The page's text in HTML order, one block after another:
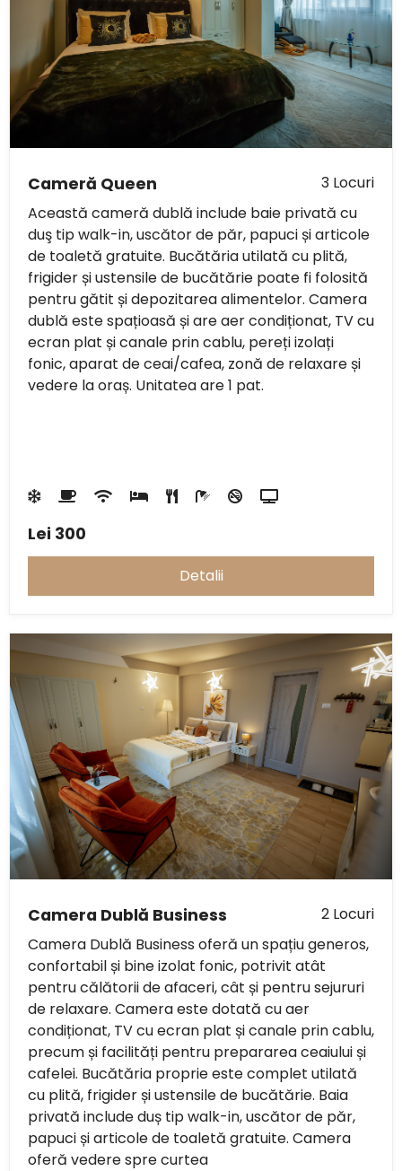
Cameră Queen
3 Locuri
Această cameră dublă include baie privată cu
duş tip walk-in, uscător de păr, papuci și articole
de toaletă gratuite. Bucătăria utilată cu plită,
frigider și ustensile de bucătărie poate fi folosită
pentru gătit și depozitarea alimentelor. Camera
dublă este spațioasă și are aer condiționat, TV cu
ecran plat și canale prin cablu, pereți izolați
fonic, aparat de ceai/cafea, zonă de relaxare și
vedere la oraș. Unitatea are 1 pat.
Lei 300
Detalii
Camera Dublă Business
2 Locuri
Camera Dublă Business oferă un spațiu generos,
confortabil și bine izolat fonic, potrivit atât
pentru călătorii de afaceri, cât și pentru sejururi
de relaxare. Camera este dotată cu aer
condiționat, TV cu ecran plat și canale prin cablu,
precum și facilități pentru prepararea ceaiului și
cafelei. Bucătăria proprie este complet utilată
cu plită, frigider și ustensile de bucătărie. Baia
privată include duș tip walk-in, uscător de păr,
papuci și articole de toaletă gratuite. Camera
oferă vedere spre curtea